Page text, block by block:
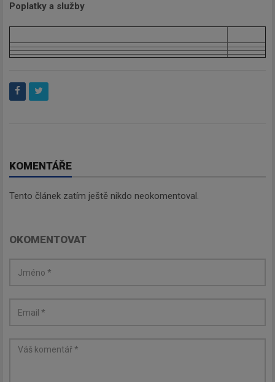
Poplatky a služby
KOMENTÁŘE
Tento článek zatím ještě nikdo neokomentoval.
OKOMENTOVAT
Newsletter